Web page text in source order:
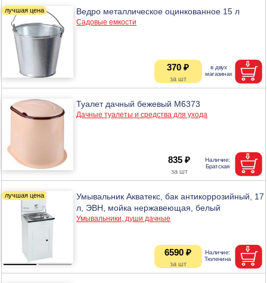
Ведро металлическое оцинкованное 15 л
Садовые емкости
370 ₽
Туалет дачный бежевый М6373
Дачные туалеты и средства для ухода
835 ₽
Умывальник Акватекс, бак антикоррозийный, 17
л, ЭВН, мойка нержавеющая, белый
Умывальники, души дачные
6590 ₽